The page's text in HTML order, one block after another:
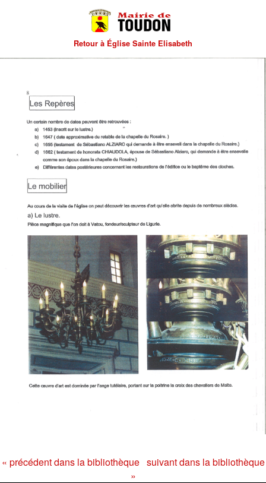
Retour à Église Sainte Elisabeth
« précédent dans la bibliothèque suivant dans la bibliothèque
»